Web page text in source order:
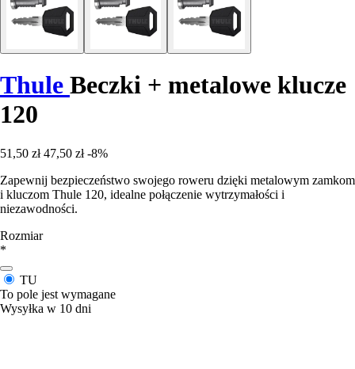
Thule Beczki + metalowe klucze
120
51,50 zł 47,50 zł -8%
Zapewnij bezpieczeństwo swojego roweru dzięki metalowym zamkom
i kluczom Thule 120, idealne połączenie wytrzymałości i
niezawodności.
Rozmiar
*
TU
To pole jest wymagane
Wysyłka w 10 dni